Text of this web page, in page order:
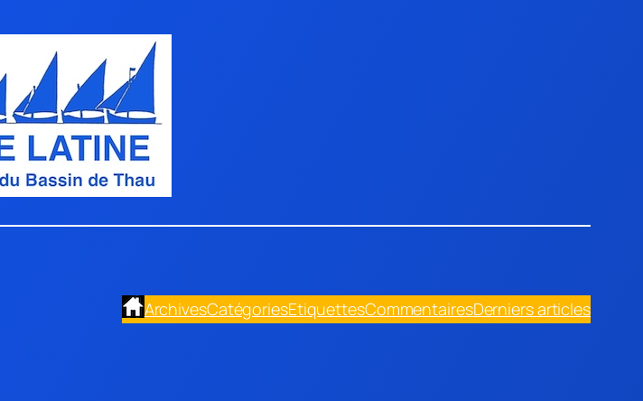
ArchivesCatégoriesEtiquettesCommentairesDerniers articles